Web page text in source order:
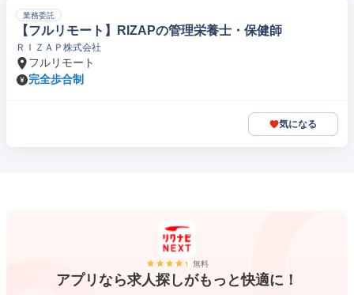
業務委託
【フルリモート】RIZAPの管理栄養士・保健師
ＲＩＺＡＰ株式会社
フルリモート
完全歩合制
気になる
無料
アプリなら求人探しがもっと快適に！